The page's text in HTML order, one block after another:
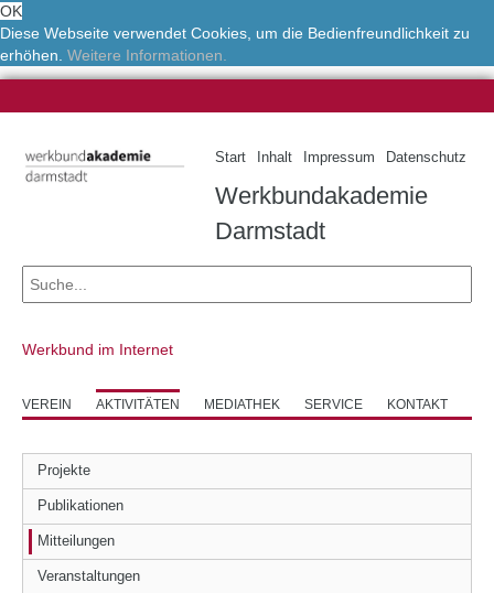
OK
Diese Webseite verwendet Cookies, um die Bedienfreundlichkeit zu
erhöhen. Weitere Informationen.
Start Inhalt Impressum Datenschutz
Werkbundakademie
Darmstadt
Werkbund im Internet
VEREIN AKTIVITÄTEN MEDIATHEK SERVICE KONTAKT
Projekte
Publikationen
Mitteilungen
Veranstaltungen